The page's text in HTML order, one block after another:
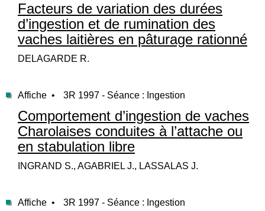
Facteurs de variation des durées
d’ingestion et de rumination des
vaches laitières en pâturage rationné
DELAGARDE R.
Affiche • 3R 1997 - Séance : Ingestion
Comportement d’ingestion de vaches
Charolaises conduites à l’attache ou
en stabulation libre
INGRAND S., AGABRIEL J., LASSALAS J.
Affiche • 3R 1997 - Séance : Ingestion